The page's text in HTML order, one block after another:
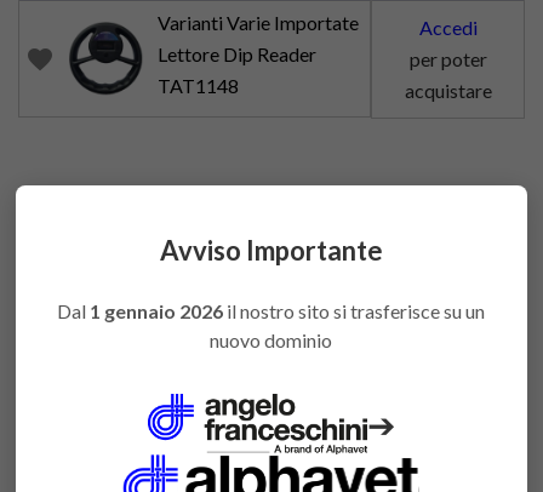
favorite
Varianti Varie Importate
Lettore Dip Reader
TAT1148
Accedi
per poter
acquistare
You might also like
Avviso Importante
Dal 1 gennaio 2026 il nostro sito si trasferisce su un
nuovo dominio
➔